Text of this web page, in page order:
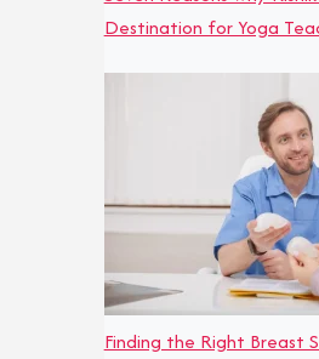
Destination for Yoga
Finding the Right Breast